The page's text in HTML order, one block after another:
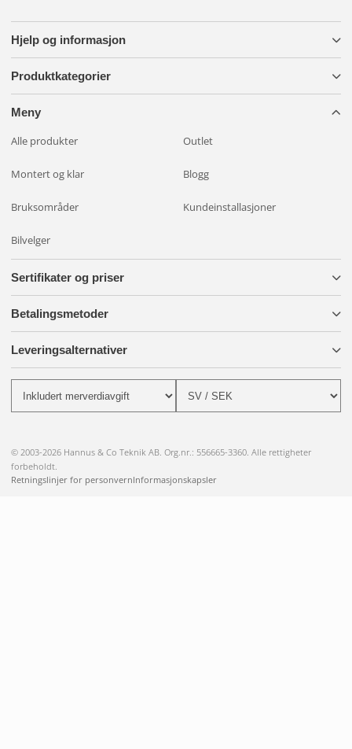
Hjelp og informasjon
Produktkategorier
Meny
Alle produkter Outlet
Montert og klar Blogg
Bruksområder Kundeinstallasjoner
Bilvelger
Sertifikater og priser
Betalingsmetoder
Leveringsalternativer
© 2003-2026 Hannus & Co Teknik AB. Org.nr.: 556665-3360. Alle rettigheter
forbeholdt.
Retningslinjer for personvernInformasjonskapsler